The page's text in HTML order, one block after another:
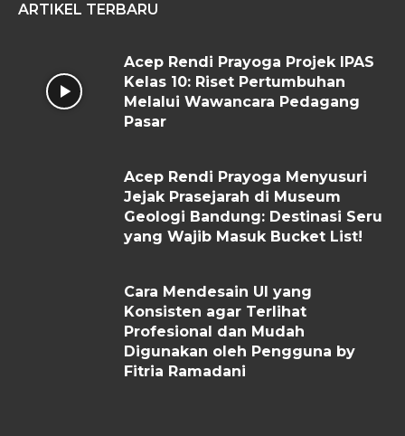
ARTIKEL TERBARU
Acep Rendi Prayoga Projek IPAS
Kelas 10: Riset Pertumbuhan
Melalui Wawancara Pedagang
Pasar
Acep Rendi Prayoga Menyusuri
Jejak Prasejarah di Museum
Geologi Bandung: Destinasi Seru
yang Wajib Masuk Bucket List!
Cara Mendesain UI yang
Konsisten agar Terlihat
Profesional dan Mudah
Digunakan oleh Pengguna by
Fitria Ramadani